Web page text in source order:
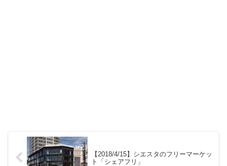
【2018/4/15】シエスタのフリーマーケッ
ト「シェアフリ」